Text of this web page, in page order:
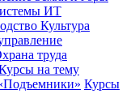
ИТ
Культура
труда
на тему
Курсы